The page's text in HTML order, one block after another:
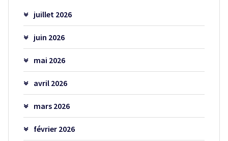
juillet 2026
juin 2026
mai 2026
avril 2026
mars 2026
février 2026